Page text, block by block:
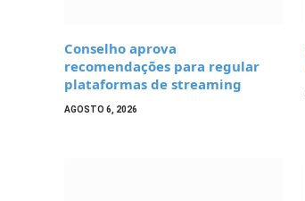
Conselho aprova
recomendações para regular
plataformas de streaming
AGOSTO 6, 2026